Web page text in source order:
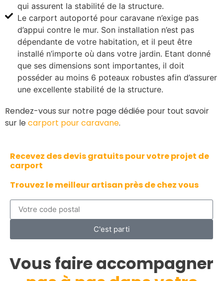
qui assurent la stabilité de la structure.
Le carport autoporté pour caravane n’exige pas
d’appui contre le mur. Son installation n’est pas
dépendante de votre habitation, et il peut être
installé n’importe où dans votre jardin. Etant donné
que ses dimensions sont importantes, il doit
posséder au moins 6 poteaux robustes afin d’assurer
une excellente stabilité de la structure.
Rendez-vous sur notre page dédiée pour tout savoir
sur lecarport pour caravane.
Recevez des devis gratuits pour votre projet de
carport
Trouvez le meilleur artisan près de chez vous
C'est parti
Vous faire accompagner